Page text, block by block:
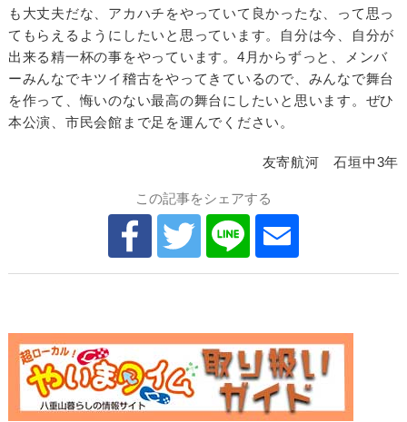
も大丈夫だな、アカハチをやっていて良かったな、って思っ
てもらえるようにしたいと思っています。自分は今、自分が
出来る精一杯の事をやっています。4月からずっと、メンバ
ーみんなでキツイ稽古をやってきているので、みんなで舞台
を作って、悔いのない最高の舞台にしたいと思います。ぜひ
本公演、市民会館まで足を運んでください。
友寄航河 石垣中3年
この記事をシェアする